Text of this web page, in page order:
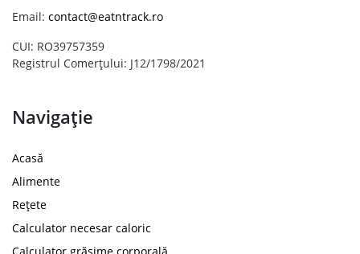
Email: contact@eatntrack.ro
CUI: RO39757359
Registrul Comerțului: J12/1798/2021
Navigație
Acasă
Alimente
Rețete
Calculator necesar caloric